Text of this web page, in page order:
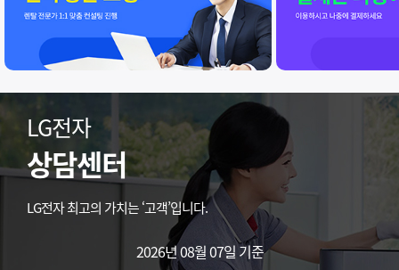
LG전자
상담센터
LG전자 최고의 가치는 ‘고객’입니다.
2026년 08월 07일 기준